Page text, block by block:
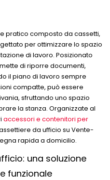
pratico composto da cassetti,
per ottimizzare lo spazio
di lavoro. Posizionato
di riporre documenti,
il piano di lavoro sempre
compatte, può essere
sfruttando uno spazio
la stanza. Organizzate al
accessori e contenitori per
da ufficio su Vente-
rapida a domicilio.
una soluzione
funzionale